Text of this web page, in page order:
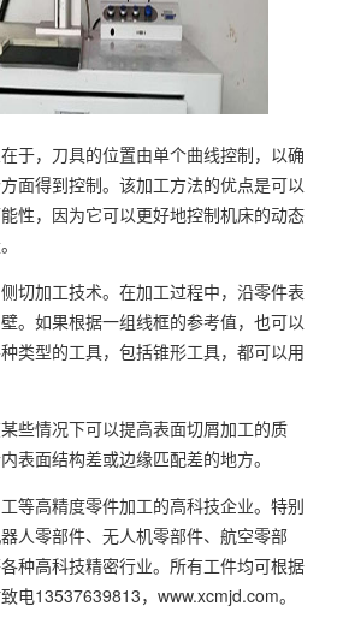
于，刀具的位置由单个曲线控制，以确
面得到控制。该加工方法的优点是可以
性，因为它可以更好地控制机床的动态
切加工技术。在加工过程中，沿零件表
。如果根据一组线框的参考值，也可以
类型的工具，包括锥形工具，都可以用
些情况下可以提高表面切屑加工的质
表面结构差或边缘匹配差的地方。
等高精度零件加工的高科技企业。特别
人零部件、无人机零部件、航空零部
种高科技精密行业。所有工件均可根据
电13537639813，www.xcmjd.com。